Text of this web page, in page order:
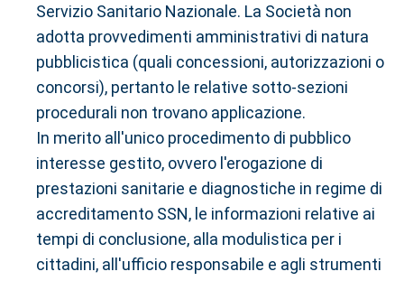
Servizio Sanitario Nazionale. La Società non
adotta provvedimenti amministrativi di natura
pubblicistica (quali concessioni, autorizzazioni o
concorsi), pertanto le relative sotto-sezioni
procedurali non trovano applicazione.
In merito all'unico procedimento di pubblico
interesse gestito, ovvero l'erogazione di
prestazioni sanitarie e diagnostiche in regime di
accreditamento SSN, le informazioni relative ai
tempi di conclusione, alla modulistica per i
cittadini, all'ufficio responsabile e agli strumenti